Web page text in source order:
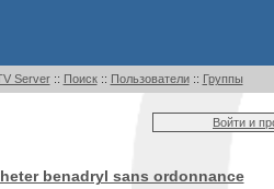
Server:: Поиск:: Пользователи:: Группы
Войти и
benadryl sans ordonnance